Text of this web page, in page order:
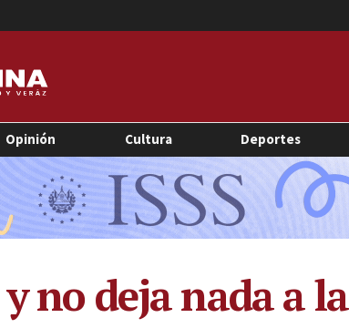
Opinión Cultura Deportes
no deja nada a la